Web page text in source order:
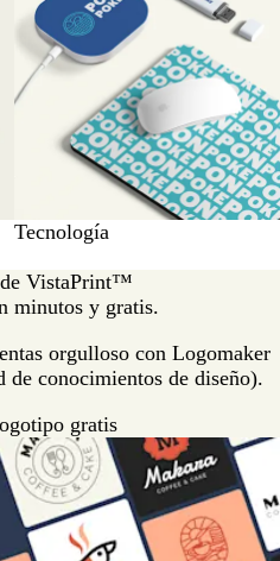
Tecnología
VistaPrint™
minutos y gratis.
orgulloso con Logomaker
de conocimientos de diseño).
gratis